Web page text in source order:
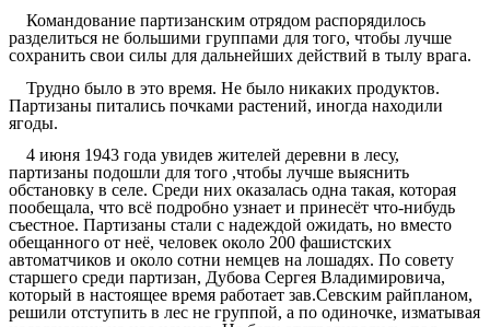
Командование партизанским отрядом распорядилось
разделиться не большими группами для того, чтобы лучше
сохранить свои силы для дальнейших действий в тылу врага.
Трудно было в это время. Не было никаких продуктов.
Партизаны питались почками растений, иногда находили
ягоды.
4 июня 1943 года увидев жителей деревни в лесу,
партизаны подошли для того ,чтобы лучше выяснить
обстановку в селе. Среди них оказалась одна такая, которая
пообещала, что всё подробно узнает и принесёт что-нибудь
съестное. Партизаны стали с надеждой ожидать, но вместо
обещанного от неё, человек около 200 фашистских
автоматчиков и около сотни немцев на лошадях. По совету
старшего среди партизан, Дубова Сергея Владимировича,
который в настоящее время работает зав.Севским райпланом,
решили отступить в лес не группой, а по одиночке, изматывая